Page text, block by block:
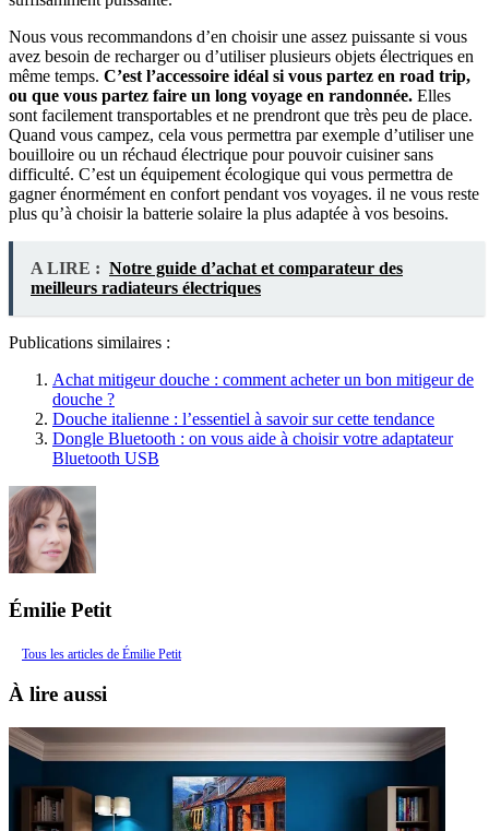
Nous vous recommandons d’en choisir une assez puissante si vous
avez besoin de recharger ou d’utiliser plusieurs objets électriques en
même temps. C’est l’accessoire idéal si vous partez en road trip,
ou que vous partez faire un long voyage en randonnée. Elles
sont facilement transportables et ne prendront que très peu de place.
Quand vous campez, cela vous permettra par exemple d’utiliser une
bouilloire ou un réchaud électrique pour pouvoir cuisiner sans
difficulté. C’est un équipement écologique qui vous permettra de
gagner énormément en confort pendant vos voyages. il ne vous reste
plus qu’à choisir la batterie solaire la plus adaptée à vos besoins.
A LIRE : Notre guide d’achat et comparateur des
meilleurs radiateurs électriques
Publications similaires :
Achat mitigeur douche : comment acheter un bon mitigeur de
douche ?
Douche italienne : l’essentiel à savoir sur cette tendance
Dongle Bluetooth : on vous aide à choisir votre adaptateur
Bluetooth USB
Émilie Petit
Tous les articles de Émilie Petit
À lire aussi